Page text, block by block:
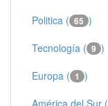
Politica ( 65 )
Tecnología ( 9 )
Europa ( 1 )
América del Sur (